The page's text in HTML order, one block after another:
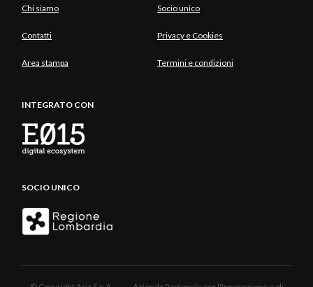
Chi siamo Socio unico
Contatti Privacy e Cookies
Area stampa Termini e condizioni
INTEGRATO CON
SOCIO UNICO